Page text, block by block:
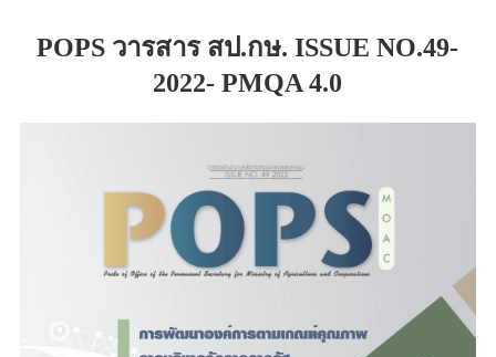
POPS วารสาร สป.กษ. ISSUE NO.49-
2022- PMQA 4.0